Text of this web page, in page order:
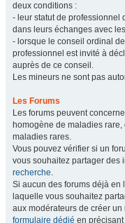
deux conditions :
- leur statut de professionnel
dans leurs échanges avec
- lorsque le conseil ordinal
professionnel est invité à
auprès de ce conseil.
Les mineurs ne sont pas
Les Forums
Les forums peuvent
homogène de maladies
maladies rares.
Vous pouvez vérifier si un
vous souhaitez partager des
recherche.
Si aucun des forums déjà
laquelle vous souhaitez
aux modérateurs de créer
formulaire dédié en